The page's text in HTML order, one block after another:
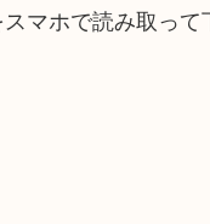
マホで読み取って